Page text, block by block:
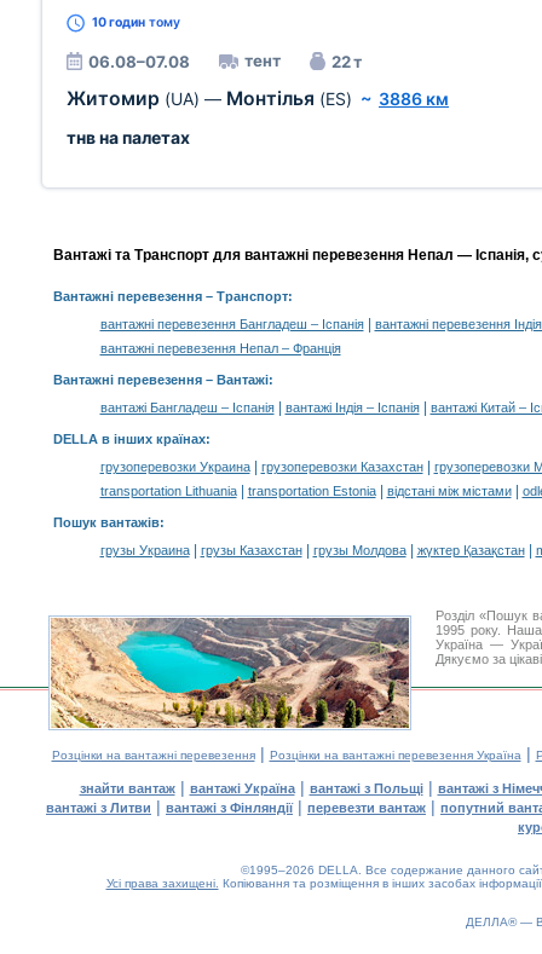
10 годин тому
06.08–07.08 тент 22 т
Житомир (UA) — Монтілья (ES) ~ 3886 км
тнв на палетах
Вантажі та Транспорт для вантажні перевезення Непал — Іспанія,
Вантажні перевезення– Транспорт:
вантажні перевезення Бангладеш – Іспанія|
вантажні перевезення
вантажні перевезення Непал – Франція
Вантажні перевезення – Вантажі:
вантажі Бангладеш – Іспанія| вантажі Індія – Іспанія| вантажі Китай –
DELLA в інших країнах:
грузоперевозки Украина| грузоперевозки Казахстан|
грузоперевозки
transportation Lithuania| transportation Estonia| відстані між містами|
Пошук вантажів:
грузы Украина| грузы Казахстан| грузы Молдова| жүктер Қазақстан|
Розділ «Пошук
1995 року. Наша
Україна —
Дякуємо за
Розцінки на вантажні перевезення| Розцінки на вантажні перевезення Україна |
знайти вантаж| вантажі Україна| вантажі з Польщі| вантажі з
вантажі з Литви | вантажі з Фінляндії| перевезти вантаж | попутний
©1995–2026 DELLA. Все содержание данного
Усі права захищені. Копіювання та розміщення в інших засобах
ДЕЛЛА® —